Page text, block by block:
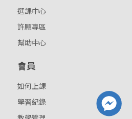
選課中心
許願專區
幫助中心
會員
如何上課
學習紀錄